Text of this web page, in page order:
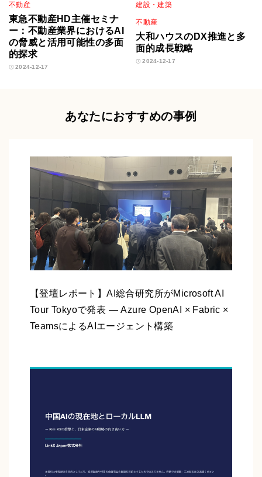
不動産
東急不動産HD主催セミナ
ー：不動産業界におけるAI
の脅威と活用可能性の多面
的探求
2024-12-17
建設・建築
不動産
大和ハウスのDX推進と多
面的成長戦略
2024-12-17
あなたにおすすめの事例
【登壇レポート】AI総合研究所がMicrosoft AI
Tour Tokyoで発表 ― Azure OpenAI × Fabric ×
TeamsによるAIエージェント構築